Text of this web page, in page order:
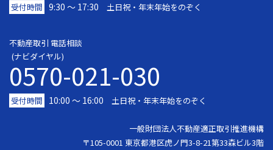
受付時間 9:30 〜 17:30 土日祝・年末年始をのぞく
不動産取引 電話相談
(ナビダイヤル)
0570-021-030
受付時間 10:00 ～ 16:00 土日祝・年末年始をのぞく
一般財団法人不動産適正取引推進機構
〒105-0001 東京都港区虎ノ門3-8-21第33森ビル3階